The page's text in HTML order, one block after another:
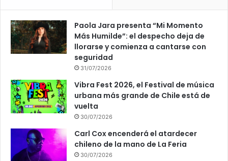
Paola Jara presenta “Mi Momento
Más Humilde”: el despecho deja de
llorarse y comienza a cantarse con
seguridad
31/07/2026
Vibra Fest 2026, el Festival de música
urbana más grande de Chile está de
vuelta
30/07/2026
Carl Cox encenderá el atardecer
chileno de la mano de La Feria
30/07/2026